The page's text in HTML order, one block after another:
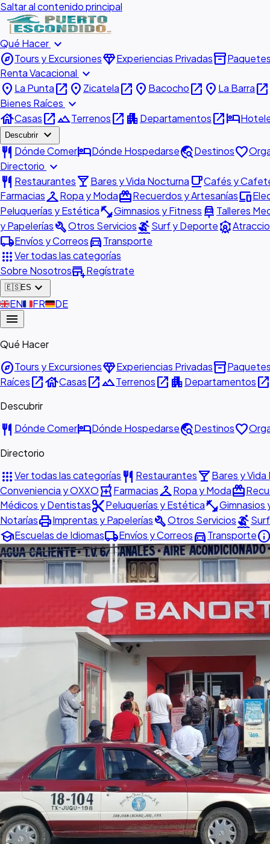
Saltar al contenido principal
Qué Hacer expand_more
exploreTours y ExcursionesdiamondExperiencias Privadasinventory_2Paquetes
Renta Vacacional expand_more
place La Puntaopen_in_new place Zicatelaopen_in_new place Bacochoopen_in_new place La Barraopen_in_new
Bienes Raíces expand_more
houseCasasopen_in_newlandscapeTerrenosopen_in_new apartmentDepartamentosopen_in_newhotel
Descubrir expand_more
restaurant Dónde ComerhotelDónde Hospedarsetravel_exploreDestinosfavorite
Directorio expand_more
restaurant Restauranteslocal_barBares y Vida Nocturna local_cafeCafés y
FarmaciascheckroomRopa y ModaredeemRecuerdos y Artesaníasdevices
Peluquerías y Estéticafitness_centerGimnasios y Fitness car_repair Talleres
y PapeleríasbuildOtros ServiciossurfingSurf y Deporteattractions
local_shippingEnvíos y Correosdirections_carTransporte
appsVer todas las categorías
Sobre Nosotrosadd_businessRegístrate
🇪🇸ES expand_more
🇬🇧EN🇫🇷FR🇩🇪DE
menu
Qué Hacer
exploreTours y ExcursionesdiamondExperiencias Privadasinventory_2Paquetes
Raícesopen_in_newhouseCasasopen_in_newlandscapeTerrenosopen_in_new apartmentDepartamentosopen_in_new
Descubrir
restaurant Dónde ComerhotelDónde Hospedarsetravel_exploreDestinosfavorite
Directorio
appsVer todas las categorías restaurant Restauranteslocal_barBares y
Conveniencia y OXXOlocal_pharmacyFarmaciascheckroomRopa y Modaredeem
Médicos y Dentistascontent_cutPeluquerías y Estéticafitness_centerGimnasios
NotaríasprintImprentas y PapeleríasbuildOtros Serviciossurfing
schoolEscuelas de Idiomaslocal_shippingEnvíos y Correosdirections_carTransporteinfo